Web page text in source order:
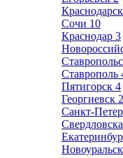
Сочи 10
Краснодар 3
Ставрополь
Пятигорск 4
Георгиевск 2
Санкт-
Новоуральск